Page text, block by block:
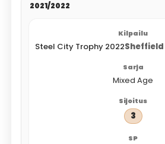
2021/2022
Steel City Trophy 2022Sheffield
Mixed Age
3